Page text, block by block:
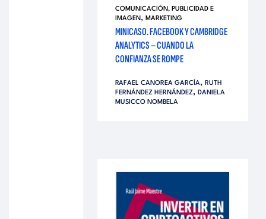
COMUNICACIÓN, PUBLICIDAD E
IMAGEN, MARKETING
MINICASO. FACEBOOK Y CAMBRIDGE
ANALYTICS – CUANDO LA
CONFIANZA SE ROMPE
RAFAEL CANOREA GARCÍA, RUTH
FERNÁNDEZ HERNÁNDEZ, DANIELA
MUSICCO NOMBELA